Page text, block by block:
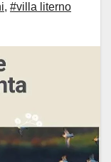
, #villa literno